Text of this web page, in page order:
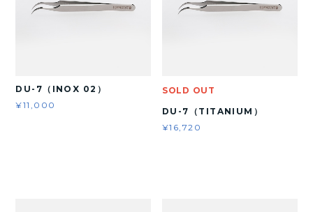
DU-7（INOX 02）
¥11,000
SOLD OUT
DU-7（TITANIUM）
¥16,720